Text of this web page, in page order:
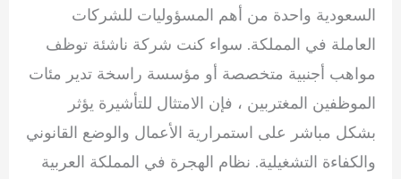
السعودية واحدة من أهم المسؤوليات للشركات
العاملة في المملكة. سواء كنت شركة ناشئة توظف
مواهب أجنبية متخصصة أو مؤسسة راسخة تدير مئات
الموظفين المغتربين ، فإن الامتثال للتأشيرة يؤثر
بشكل مباشر على استمرارية الأعمال والوضع القانوني
والكفاءة التشغيلية. نظام الهجرة في المملكة العربية